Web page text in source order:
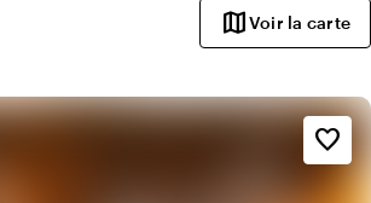
surprenants et à l'atmosphère
dîner/soirée de Noël ou fête du
mapVoir la carte
favorite_border
Ambiance
info
Scandinave